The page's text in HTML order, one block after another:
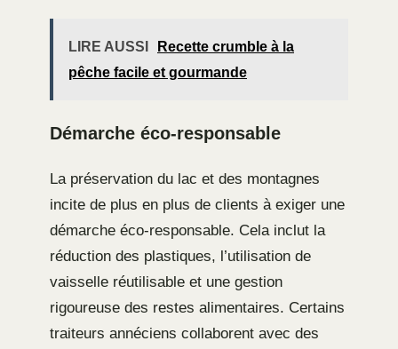
LIRE AUSSI
Recette crumble à la
pêche facile et gourmande
Démarche éco-responsable
La préservation du lac et des montagnes
incite de plus en plus de clients à exiger une
démarche éco-responsable. Cela inclut la
réduction des plastiques, l’utilisation de
vaisselle réutilisable et une gestion
rigoureuse des restes alimentaires. Certains
traiteurs annéciens collaborent avec des